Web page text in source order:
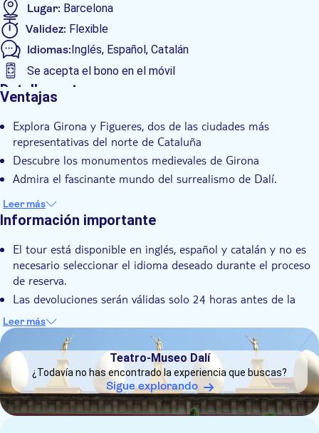
Lugar: Barcelona
Validez: Flexible
Idiomas:Inglés, Español, Catalán
Se acepta el bono en el móvil
Detalles extra
Confirmación al momento
Visita guiada
Ventajas
Explora Girona y Figueres, dos de las ciudades más
representativas del norte de Cataluña
Descubre los monumentos medievales de Girona
Admira el fascinante mundo del surrealismo de Dalí.
Leer más
Información importante
El tour está disponible en inglés, español y catalán y no es
necesario seleccionar el idioma deseado durante el proceso
de reserva.
Las devoluciones serán válidas solo 24 horas antes de la
salida del autobús. Si el cliente no se presenta a la hora de
salida, no tendrá derecho a reembolso.
Los organizadores no son responsables de los cambios que
se produzcan por fuerza mayor o por otras razones.
¿Está prohibido comer, beber y fumar a bordo del Catalunya
Bus Turístic?
Leer más
DSA1Teatro-Museo Dalí
Teatro-Museo Dalí
¿Todavía no has encontrado la experiencia que buscas?
Sigue explorando